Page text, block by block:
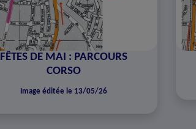
FÊTES DE MAI : PARCOURS
CORSO
Image éditée le 13/05/26